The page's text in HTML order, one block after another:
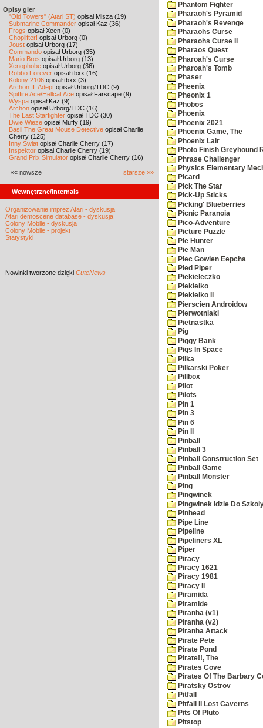
Opisy gier
"Old Towers" (Atari ST) opisał Misza (19)
Submarine Commander opisał Kaz (36)
Frogs opisał Xeen (0)
Choplifter! opisał Urborg (0)
Joust opisał Urborg (17)
Commando opisał Urborg (35)
Mario Bros opisał Urborg (13)
Xenophobe opisał Urborg (36)
Robbo Forever opisał tbxx (16)
Kolony 2106 opisał tbxx (3)
Archon II: Adept opisał Urborg/TDC (9)
Spitfire Ace/Hellcat Ace opisał Farscape (9)
Wyspa opisał Kaz (9)
Archon opisał Urborg/TDC (16)
The Last Starfighter opisał TDC (30)
Dwie Wieże opisał Muffy (19)
Basil The Great Mouse Detective opisał Charlie
Cherry (125)
Inny Świat opisał Charlie Cherry (17)
Inspektor opisał Charlie Cherry (19)
Grand Prix Simulator opisał Charlie Cherry (16)
«« nowsze starsze »»
Wewnętrzne/Internals
Organizowanie imprez Atari - dyskusja
Atari demoscene database - dyskusja
Colony Mobile - dyskusja
Colony Mobile - projekt
Statystyki
Nowinki tworzone dzięki CuteNews
Phantom Fighter
Pharaoh's Pyramid
Pharaoh's Revenge
Pharaohs Curse
Pharaohs Curse II
Pharaos Quest
Pharoah's Curse
Pharoah's Tomb
Phaser
Pheenix
Pheonix 1
Phobos
Phoenix
Phoenix 2021
Phoenix Game, The
Phoenix Lair
Photo Finish Greyhound
Phrase Challenger
Physics Elementary
Picard
Pick The Star
Pick-Up Sticks
Picking' Blueberries
Picnic Paranoia
Pico-Adventure
Picture Puzzle
Pie Hunter
Pie Man
Piec Gowien Eepcha
Pied Piper
Piekieleczko
Piekielko
Piekielko II
Pierscien Androidow
Pierwotniaki
Pietnastka
Pig
Piggy Bank
Pigs In Space
Pilka
Pilkarski Poker
Pillbox
Pilot
Pilots
Pin 1
Pin 3
Pin 6
Pin II
Pinball
Pinball 3
Pinball Construction Set
Pinball Game
Pinball Monster
Ping
Pingwinek
Pingwinek Idzie Do
Pinhead
Pipe Line
Pipeline
Pipeliners XL
Piper
Piracy
Piracy 1621
Piracy 1981
Piracy II
Piramida
Piramide
Piranha (v1)
Piranha (v2)
Piranha Attack
Pirate Pete
Pirate Pond
Pirate!!, The
Pirates Cove
Pirates Of The Barbary
Piratsky Ostrov
Pitfall
Pitfall II Lost Caverns
Pits Of Pluto
Pitstop